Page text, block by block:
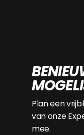
Plan een
van onze
mee.